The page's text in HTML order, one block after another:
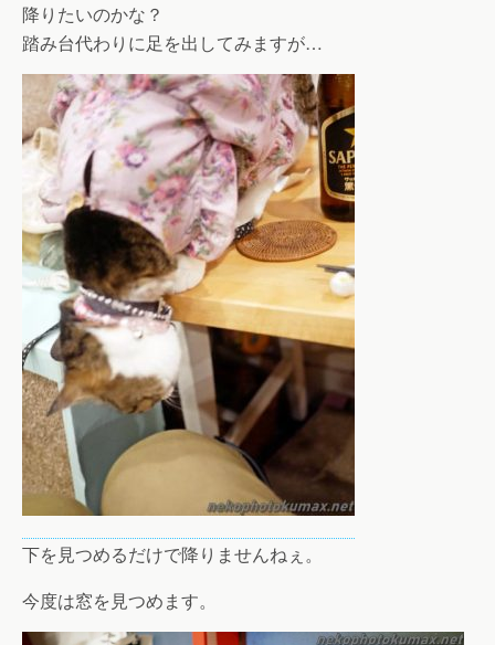
降りたいのかな？
踏み台代わりに足を出してみますが…
下を見つめるだけで降りませんねぇ。
今度は窓を見つめます。